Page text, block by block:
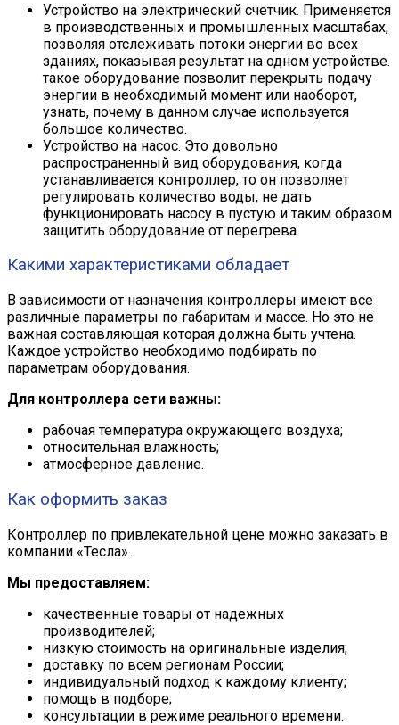
Устройство на электрический счетчик. Применяется
в производственных и промышленных масштабах,
позволяя отслеживать потоки энергии во всех
зданиях, показывая результат на одном устройстве.
такое оборудование позволит перекрыть подачу
энергии в необходимый момент или наоборот,
узнать, почему в данном случае используется
большое количество.
Устройство на насос. Это довольно
распространенный вид оборудования, когда
устанавливается контроллер, то он позволяет
регулировать количество воды, не дать
функционировать насосу в пустую и таким образом
защитить оборудование от перегрева.
Какими характеристиками обладает
В зависимости от назначения контроллеры имеют все
различные параметры по габаритам и массе. Но это не
важная составляющая которая должна быть учтена.
Каждое устройство необходимо подбирать по
параметрам оборудования.
Для контроллера сети важны:
рабочая температура окружающего воздуха;
относительная влажность;
атмосферное давление.
Как оформить заказ
Контроллер по привлекательной цене можно заказать в
компании «Тесла».
Мы предоставляем:
качественные товары от надежных
производителей;
низкую стоимость на оригинальные изделия;
доставку по всем регионам России;
индивидуальный подход к каждому клиенту;
помощь в подборе;
консультации в режиме реального времени.